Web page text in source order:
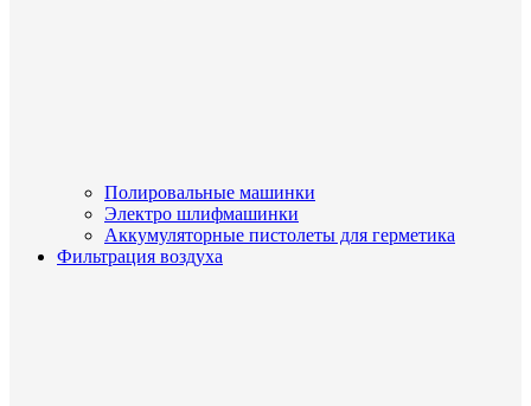
Полировальные машинки
Электро шлифмашинки
Аккумуляторные пистолеты для герметика
Фильтрация воздуха